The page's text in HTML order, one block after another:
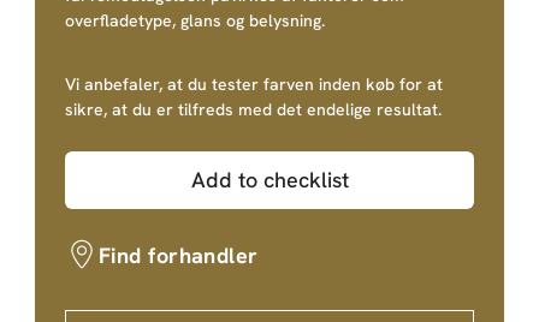
overfladetype, glans og belysning.
Vi anbefaler, at du tester farven inden køb for at
sikre, at du er tilfreds med det endelige resultat.
Add to checklist
Find forhandler